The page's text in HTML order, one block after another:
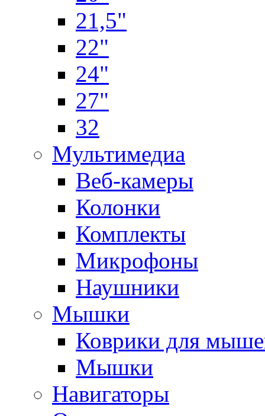
21,5"
22"
24"
27"
32
Мультимедиа
Веб-камеры
Колонки
Комплекты
Микрофоны
Наушники
Мышки
Коврики для
Мышки
Навигаторы